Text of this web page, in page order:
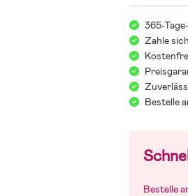
schon früher
immer am
kann, den
beachten
schwerfallen,
365-
Zahle
Bestelle
Bestelle